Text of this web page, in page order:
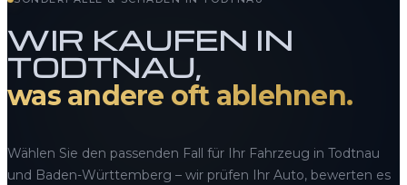
WIR KAUFEN IN
TODTNAU,
was andere oft ablehnen.
Wählen Sie den passenden Fall für Ihr Fahrzeug in Todtnau
und Baden-Württemberg – wir prüfen Ihr Auto, bewerten es